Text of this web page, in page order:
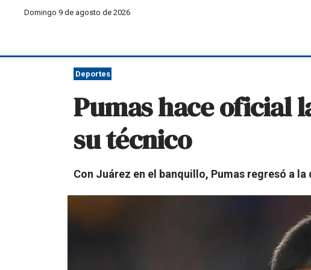
Domingo 9 de agosto de 2026
Deportes
Pumas hace oficial
su técnico
Con Juárez en el banquillo, Pumas regresó a